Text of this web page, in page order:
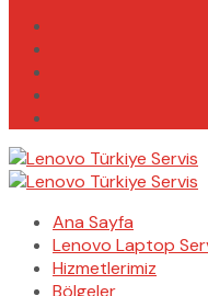
Ana Sayfa
Lenovo Laptop
Hizmetlerimiz
Bölgeler